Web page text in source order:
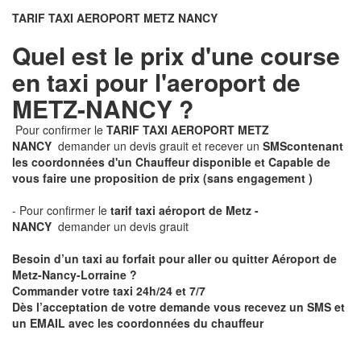
TARIF TAXI AEROPORT METZ NANCY
Quel est le prix d'une course
en taxi pour l'aeroport de
METZ-NANCY ?
Pour confirmer le TARIF TAXI AEROPORT METZ
NANCY demander un devis grauit et recever un SMScontenant
les coordonnées d'un Chauffeur disponible et Capable de
vous faire une proposition de prix (sans engagement )
- Pour confirmer le tarif taxi aéroport de Metz -
NANCY demander un devis grauit
Besoin d’un taxi au forfait pour aller ou quitter Aéroport de
Metz-Nancy-Lorraine ?
Commander votre taxi 24h/24 et 7/7
Dès l’acceptation de votre demande vous recevez un SMS et
un EMAIL avec les coordonnées du chauffeur